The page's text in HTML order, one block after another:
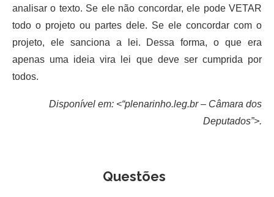
analisar o texto. Se ele não concordar, ele pode VETAR
todo o projeto ou partes dele. Se ele concordar com o
projeto, ele sanciona a lei. Dessa forma, o que era
apenas uma ideia vira lei que deve ser cumprida por
todos.
Disponível em: <“plenarinho.leg.br – Câmara dos
Deputados”>.
Questões